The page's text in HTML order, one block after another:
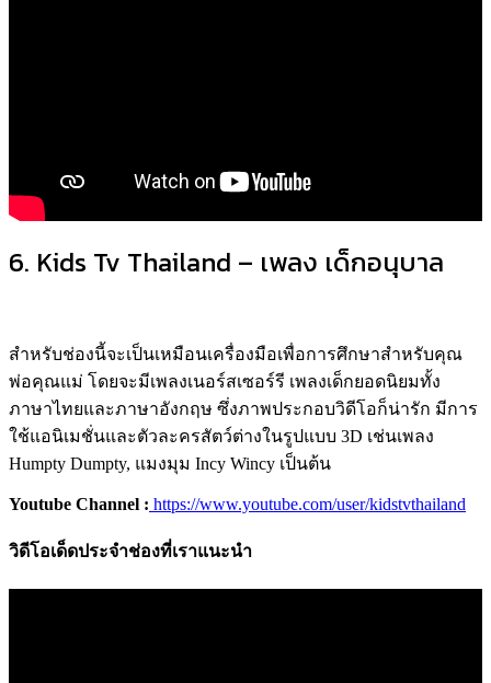
6. Kids Tv Thailand – เพลง เด็กอนุบาล
สำหรับช่องนี้จะเป็นเหมือนเครื่องมือเพื่อการศึกษาสำหรับคุณ
พ่อคุณแม่ โดยจะมีเพลงเนอร์สเซอร์รี เพลงเด็กยอดนิยมทั้ง
ภาษาไทยและภาษาอังกฤษ ซึ่งภาพประกอบวิดีโอก็น่ารัก มีการ
ใช้แอนิเมชั่นและตัวละครสัตว์ต่างในรูปแบบ 3D เช่นเพลง
Humpty Dumpty, แมงมุม Incy Wincy เป็นต้น
Youtube Channel : https://www.youtube.com/user/kidstvthailand
วิดีโอเด็ดประจำช่องที่เราแนะนำ